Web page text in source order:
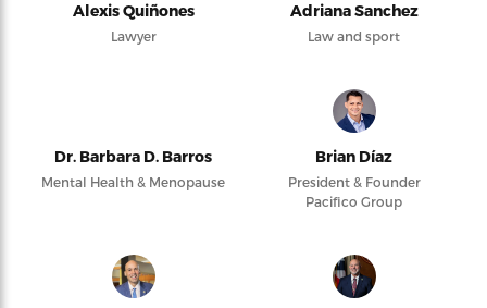
Alexis Quiñones
Lawyer
Adriana Sanchez
Law and sport
Dr. Barbara D. Barros
Mental Health & Menopause
Brian Díaz
President & Founder
Pacifico Group